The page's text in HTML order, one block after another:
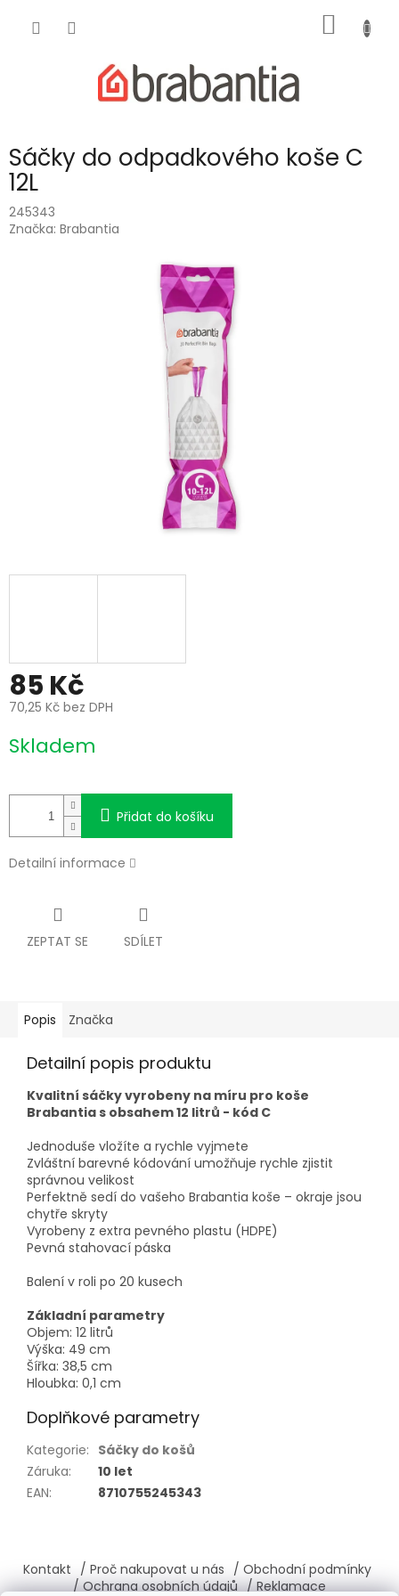
KOŠÍK
Sáčky do odpadkového koše C
12L
245343
Značka: Brabantia
85 Kč
70,25 Kč bez DPH
cena:
Skladem
Přidat do košíku
Detailní informace
ZEPTAT SE SDÍLET
Popis Značka
Detailní popis produktu
Kvalitní sáčky vyrobeny na míru pro koše
Brabantia s obsahem 12 litrů - kód C
Jednoduše vložíte a rychle vyjmete
Zvláštní barevné kódování umožňuje rychle zjistit
správnou velikost
Perfektně sedí do vašeho Brabantia koše – okraje jsou
chytře skryty
Vyrobeny z extra pevného plastu (HDPE)
Pevná stahovací páska
Balení v roli po 20 kusech
Základní parametry
Objem: 12 litrů
Výška: 49 cm
Šířka: 38,5 cm
Hloubka: 0,1 cm
Doplňkové parametry
Kategorie: Sáčky do košů
Záruka:
10 let
EAN: 8710755245343
p
Kontakt / Proč nakupovat u nás / Obchodní podmínky
/ Ochrana osobních údajů / Reklamace